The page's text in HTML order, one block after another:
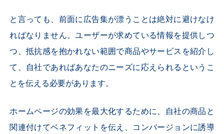
と言っても、前面に広告集が漂うことは絶対に避けなけ
ればなりません。ユーザーが求めている情報を提供しつ
つ、抵抗感を抱かれない範囲で商品やサービスを紹介し
て、自社であればあなたのニーズに応えられるというこ
とを伝える必要があります。
ホームページの効果を最大化するために、自社の商品と
関連付けてベネフィットを伝え、コンバージョンに誘導